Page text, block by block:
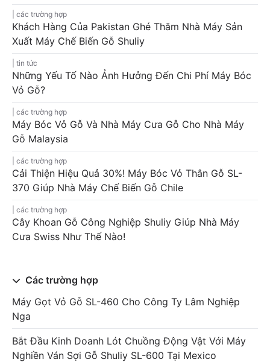
các trường hợp
Khách Hàng Của Pakistan Ghé Thăm Nhà Máy Sản
Xuất Máy Chế Biến Gỗ Shuliy
tin tức
Những Yếu Tố Nào Ảnh Hưởng Đến Chi Phí Máy Bóc
Vỏ Gỗ?
các trường hợp
Máy Bóc Vỏ Gỗ Và Nhà Máy Cưa Gỗ Cho Nhà Máy
Gỗ Malaysia
các trường hợp
Cải Thiện Hiệu Quả 30%! Máy Bóc Vỏ Thân Gỗ SL-
370 Giúp Nhà Máy Chế Biến Gỗ Chile
các trường hợp
Cây Khoan Gỗ Công Nghiệp Shuliy Giúp Nhà Máy
Cưa Swiss Như Thế Nào!
Các trường hợp
Máy Gọt Vỏ Gỗ SL-460 Cho Công Ty Lâm Nghiệp
Nga
Bắt Đầu Kinh Doanh Lót Chuồng Động Vật Với Máy
Nghiền Ván Sợi Gỗ Shuliy SL-600 Tại Mexico